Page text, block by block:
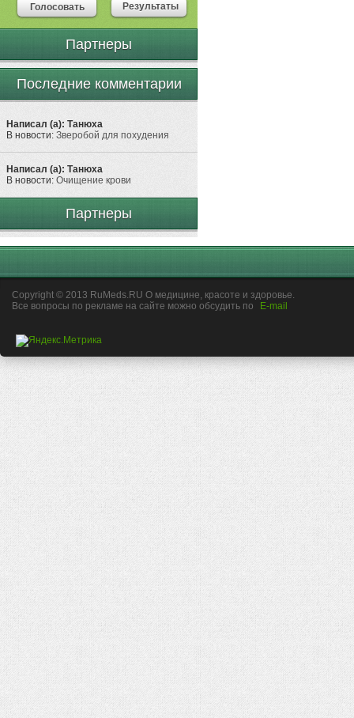
Голосовать Результаты
Партнеры
Последние комментарии
Написал (а): Танюха
В новости: Зверобой для похудения
Написал (а): Танюха
В новости: Очищение крови
Партнеры
Copyright © 2013 RuMeds.RU О медицине, красоте и здоровье.
Все вопросы по рекламе на сайте можно обсудить по
E-mail